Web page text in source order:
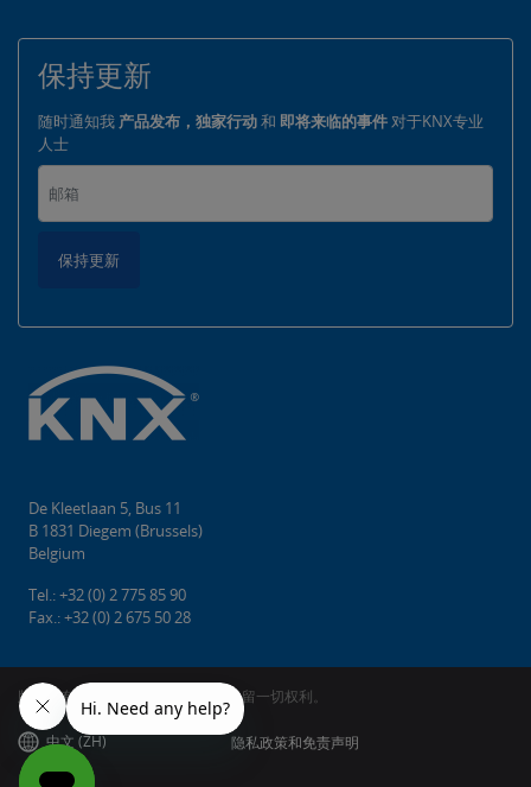
保持更新
随时通知我 产品发布，独家行动和 即将来临的事件对于KNX专业
人士
保持更新
De Kleetlaan 5, Bus 11
B 1831 Diegem (Brussels)
Belgium
Tel.: +32 (0) 2 775 85 90
Fax.: +32 (0) 2 675 50 28
版权所有©2026 KNX协会cvba。 保留一切权利。
中文 (ZH) 隐私政策和免责声明